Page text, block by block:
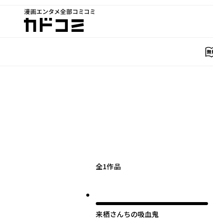
漫画エンタメ全部コミコミ
カドコミ
全1作品
来栖さんちの吸血鬼